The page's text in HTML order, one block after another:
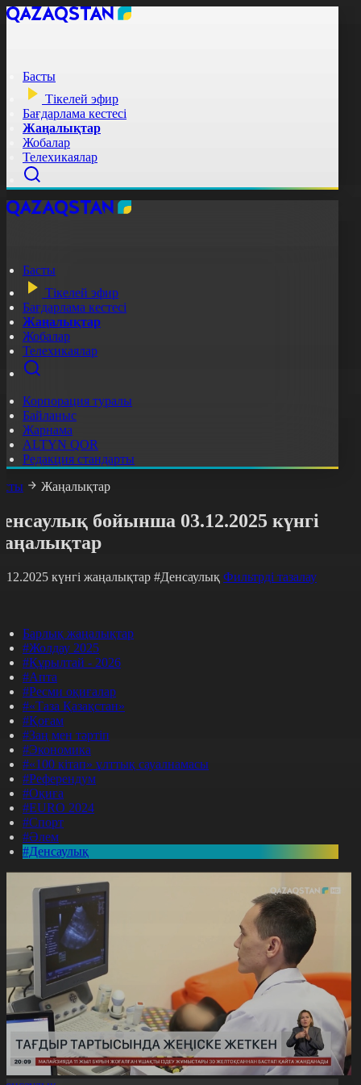
Басты
Тікелей эфир
Бағдарлама кестесі
Жаңалықтар
Жобалар
Телехикаялар
Басты
Тікелей эфир
Бағдарлама кестесі
Жаңалықтар
Жобалар
Телехикаялар
Корпорация туралы
Байланыс
Жарнама
ALTYN QOR
Редакция стандарты
Жаңалықтар
бойынша 03.12.2025 күнгі
күнгі жаңалықтар #Денсаулық Фильтрді тазалау
Барлық жаңалықтар
#Жолдау 2025
#Құрылтай - 2026
#Апта
#Ресми оқиғалар
#«Таза Қазақстан»
#Қоғам
#Заң мен тәртіп
#Экономика
#«100 кітап» ұлттық сауалнамасы
#Референдум
#Оқиға
#EURO 2024
#Спорт
#Әлем
#Денсаулық